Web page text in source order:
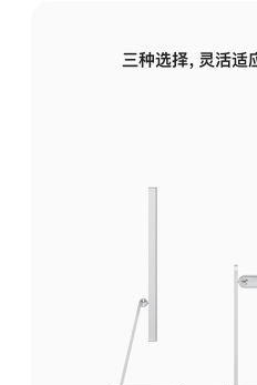
三种选择，灵活适